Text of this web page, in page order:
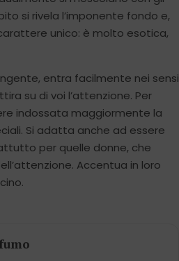
si rivela l’imponente fondo e,
unico: è molto esotica,
entra facilmente nei sensi
su di voi l’attenzione. Per
indossata maggiormente la
Si adatta anche ad essere
per quelle donne, che
Accentua in loro